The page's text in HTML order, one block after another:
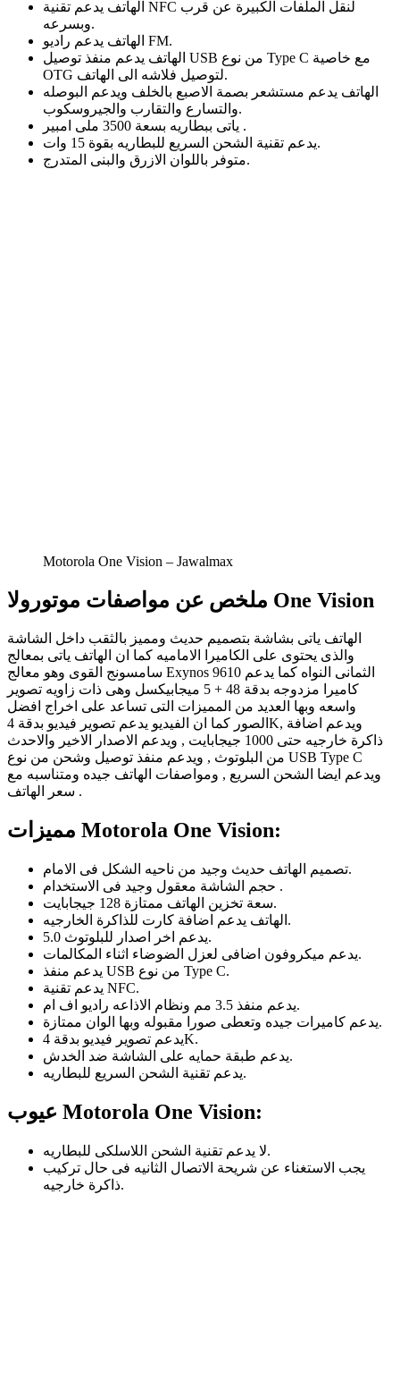
الهاتف يدعم تقنية NFC لنقل الملفات الكبيرة عن قرب
وبسرعه.
الهاتف يدعم راديو FM.
الهاتف يدعم منفذ توصيل USB من نوع Type C مع خاصية
OTG لتوصيل فلاشه الى الهاتف.
الهاتف يدعم مستشعر بصمة الاصبع بالخلف ويدعم البوصله
والتسارع والتقارب والجيروسكوب.
ياتى ببطاريه بسعة 3500 ملى امبير .
يدعم تقنية الشحن السريع للبطاريه بقوة 15 وات.
متوفر باللوان الازرق والبنى المتدرج.
Motorola One Vision – Jawalmax
ملخص عن مواصفات موتورولا One Vision
الهاتف ياتى بشاشة بتصميم حديث ومميز بالثقب داخل الشاشة
والذى يحتوى على الكاميرا الاماميه كما ان الهاتف ياتى بمعالج
سامسونج القوى وهو معالج Exynos 9610 الثمانى النواه كما يدعم
كاميرا مزدوجه بدقة 48 + 5 ميجابيكسل وهى ذات زاويه تصوير
واسعه وبها العديد من المميزات التى تساعد على اخراج افضل
الصور كما ان الفيديو يدعم تصوير فيديو بدقة 4K, ويدعم اضافة
ذاكرة خارجيه حتى 1000 جيجابايت , ويدعم الاصدار الاخير والاحدث
من البلوتوث , ويدعم منفذ توصيل وشحن من نوع USB Type C
ويدعم ايضا الشحن السريع , ومواصفات الهاتف جيده ومتناسبه مع
سعر الهاتف .
مميزات Motorola One Vision:
تصميم الهاتف حديث وجيد من ناحيه الشكل فى الامام.
حجم الشاشة معقول وجيد فى الاستخدام .
سعة تخزين الهاتف ممتازة 128 جيجابايت.
الهاتف يدعم اضافة كارت للذاكرة الخارجيه.
يدعم اخر اصدار للبلوتوث 5.0.
يدعم ميكروفون اضافى لعزل الضوضاء اثناء المكالمات.
يدعم منفذ USB من نوع Type C.
يدعم تقنية NFC.
يدعم منفذ 3.5 مم ونظام الاذاعه راديو اف ام.
يدعم كاميرات جيده وتعطى صورا مقبوله وبها الوان ممتازة.
يدعم تصوير فيديو بدقة 4K.
يدعم طبقة حمايه على الشاشة ضد الخدش.
يدعم تقنية الشحن السريع للبطاريه.
عيوب Motorola One Vision:
لا يدعم تقنية الشحن اللاسلكى للبطاريه.
يجب الاستغناء عن شريحة الاتصال الثانيه فى حال تركيب
ذاكرة خارجيه.